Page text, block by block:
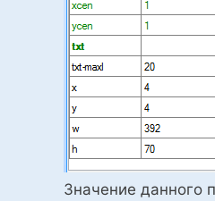
Значение данного